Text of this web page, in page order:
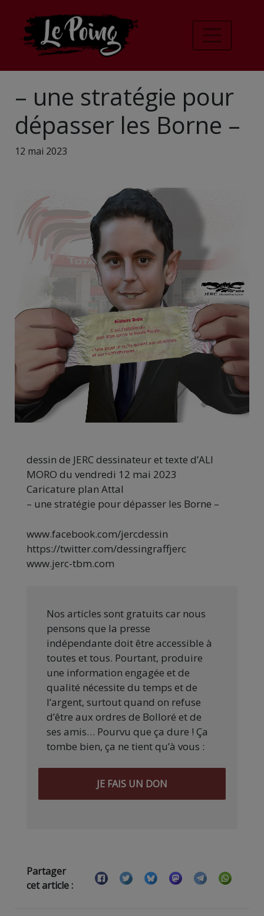
– une stratégie pour
dépasser les Borne –
12 mai 2023
dessin de JERC dessinateur et texte d’ALI
MORO du vendredi 12 mai 2023
Caricature plan Attal
– une stratégie pour dépasser les Borne –
www.facebook.com/jercdessin
https://twitter.com/dessingraffjerc
www.jerc-tbm.com
Nos articles sont gratuits car nous
pensons que la presse
indépendante doit être accessible à
toutes et tous. Pourtant, produire
une information engagée et de
qualité nécessite du temps et de
l’argent, surtout quand on refuse
d’être aux ordres de Bolloré et de
ses amis… Pourvu que ça dure ! Ça
tombe bien, ça ne tient qu’à vous :
JE FAIS UN DON
Partager
cet article :